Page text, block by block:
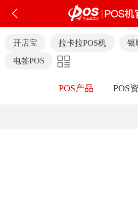
开店宝 拉卡拉POS机 银
电签POS
POS产品 POS